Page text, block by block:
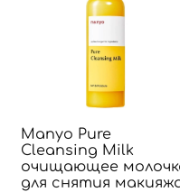
Manyo Pure
Cleansing Milk
очищающее
для снятия